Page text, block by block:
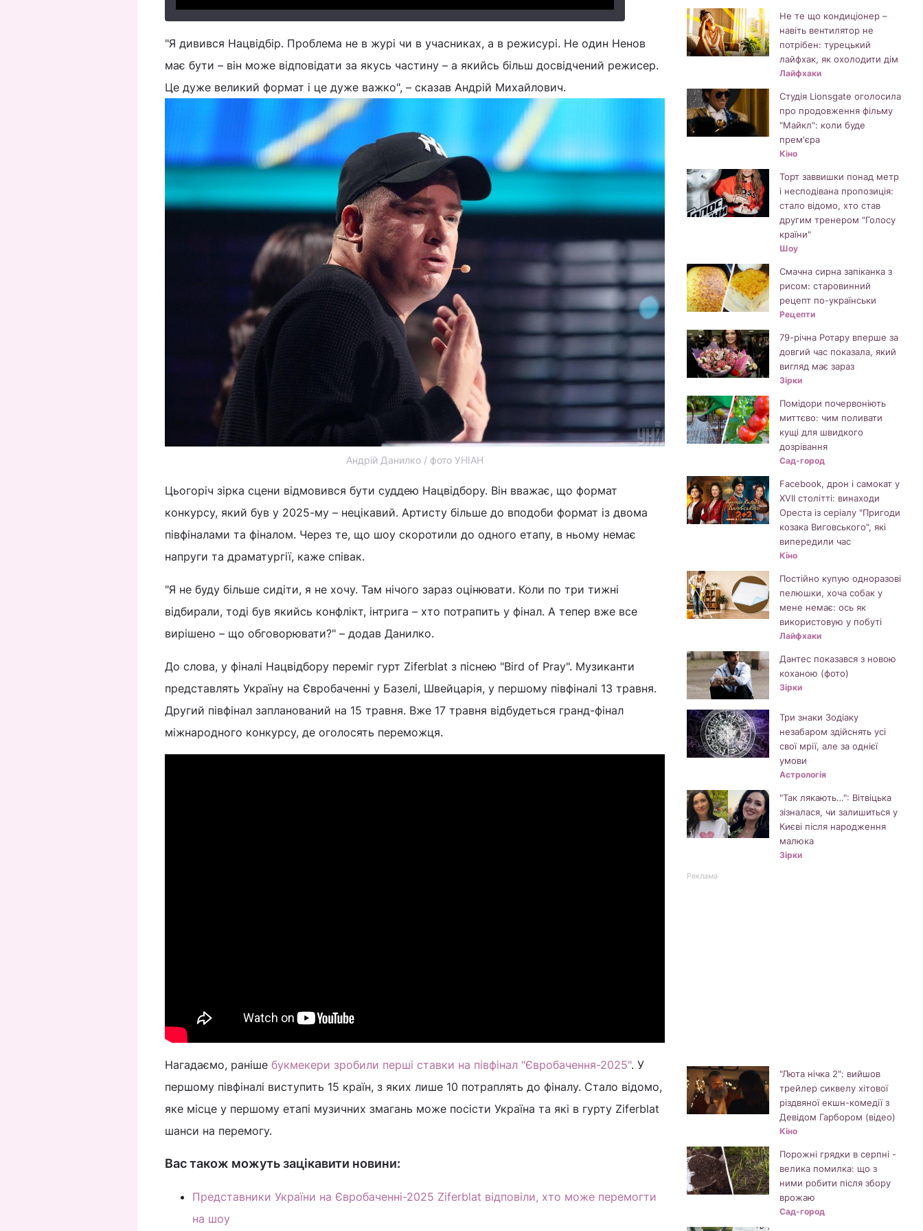
"Я дивився Нацвідбір. Проблема не в журі чи в учасниках, а в режисурі. Не один Ненов
має бути – він може відповідати за якусь частину – а якийсь більш досвідчений режисер.
Це дуже великий формат і це дуже важко", – сказав Андрій Михайлович.
Андрій Данилко / фото УНІАН
Цьогоріч зірка сцени відмовився бути суддею Нацвідбору. Він вважає, що формат
конкурсу, який був у 2025-му – нецікавий. Артисту більше до вподоби формат із двома
півфіналами та фіналом. Через те, що шоу скоротили до одного етапу, в ньому немає
напруги та драматургії, каже співак.
"Я не буду більше сидіти, я не хочу. Там нічого зараз оцінювати. Коли по три тижні
відбирали, тоді був якийсь конфлікт, інтрига – хто потрапить у фінал. А тепер вже все
вирішено – що обговорювати?" – додав Данилко.
До слова, у фіналі Нацвідбору переміг гурт Ziferblat з піснею "Bird of Pray". Музиканти
представлять Україну на Євробаченні у Базелі, Швейцарія, у першому півфіналі 13 травня.
Другий півфінал запланований на 15 травня. Вже 17 травня відбудеться гранд-фінал
міжнародного конкурсу, де оголосять переможця.
Нагадаємо, раніше букмекери зробили перші ставки на півфінал "Євробачення-2025". У
першому півфіналі виступить 15 країн, з яких лише 10 потраплять до фіналу. Стало відомо,
яке місце у першому етапі музичних змагань може посісти Україна та які в гурту Ziferblat
шанси на перемогу.
Вас також можуть зацікавити новини:
Представники України на Євробаченні-2025 Ziferblat відповіли, хто може перемогти
на шоу
Не те що кондиціонер –
навіть вентилятор не
потрібен: турецький
лайфхак, як охолодити дім
Лайфхаки
Студія Lionsgate оголосила
про продовження фільму
"Майкл": коли буде
прем'єра
Кіно
Торт заввишки понад метр
і несподівана пропозиція:
стало відомо, хто став
другим тренером "Голосу
країни"
Шоу
Смачна сирна запіканка з
рисом: старовинний
рецепт по-українськи
Рецепти
79-річна Ротару вперше за
довгий час показала, який
вигляд має зараз
Зірки
Помідори почервоніють
миттєво: чим поливати
кущі для швидкого
дозрівання
Сад-город
Facebook, дрон і самокат у
XVII столітті: винаходи
Ореста із серіалу "Пригоди
козака Виговського", які
випередили час
Кіно
Постійно купую одноразові
пелюшки, хоча собак у
мене немає: ось як
використовую у побуті
Лайфхаки
Дантес показався з новою
коханою (фото)
Зірки
Три знаки Зодіаку
незабаром здійснять усі
свої мрії, але за однієї
умови
Астрологія
"Так лякають…": Вітвіцька
зізналася, чи залишиться у
Києві після народження
малюка
Зірки
Реклама
"Люта нічка 2": вийшов
трейлер сиквелу хітової
різдвяної екшн-комедії з
Девідом Гарбором (відео)
Кіно
Порожні грядки в серпні -
велика помилка: що з
ними робити після збору
врожаю
Сад-город